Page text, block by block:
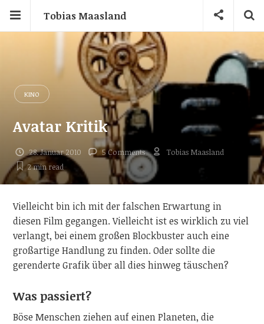
Tobias Maasland
KINO
Avatar Kritik
28. Januar 2010 5 Comments
Tobias Maasland
2 minread
Vielleicht bin ich mit der falschen Erwartung in
diesen Film gegangen. Vielleicht ist es wirklich zu viel
verlangt, bei einem großen Blockbuster auch eine
großartige Handlung zu finden. Oder sollte die
gerenderte Grafik über all dies hinweg täuschen?
Was passiert?
Böse Menschen ziehen auf einen Planeten, die